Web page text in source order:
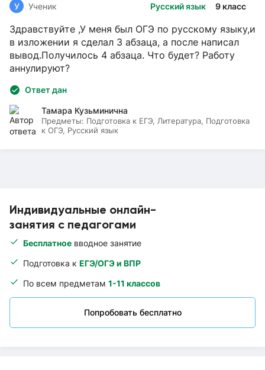
Индивидуальные онлайн-
занятия с педагогами
Бесплатное вводное занятие
Подготовка к ЕГЭ/ОГЭ и ВПР
По всем предметам 1-11 классов
Попробовать бесплатно
Русский язык 9 класс
У Ученик
Здравствуйте ,У меня был ОГЭ по русскому языку,и
в изложении я сделал 3 абзаца, а после написал
вывод.Получилось 4 абзаца. Что будет? Работу
аннулируют?
Ответ дан
Тамара Кузьминична
Предметы: Подготовка к ЕГЭ, Литература, Подготовка
к ОГЭ, Русский язык